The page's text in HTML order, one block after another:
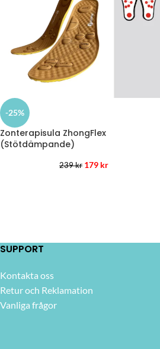
-25%
Zonterapisula ZhongFlex
(Stötdämpande)
239kr 179 kr
SUPPORT
Kontakta oss
Retur och Reklamation
Vanliga frågor